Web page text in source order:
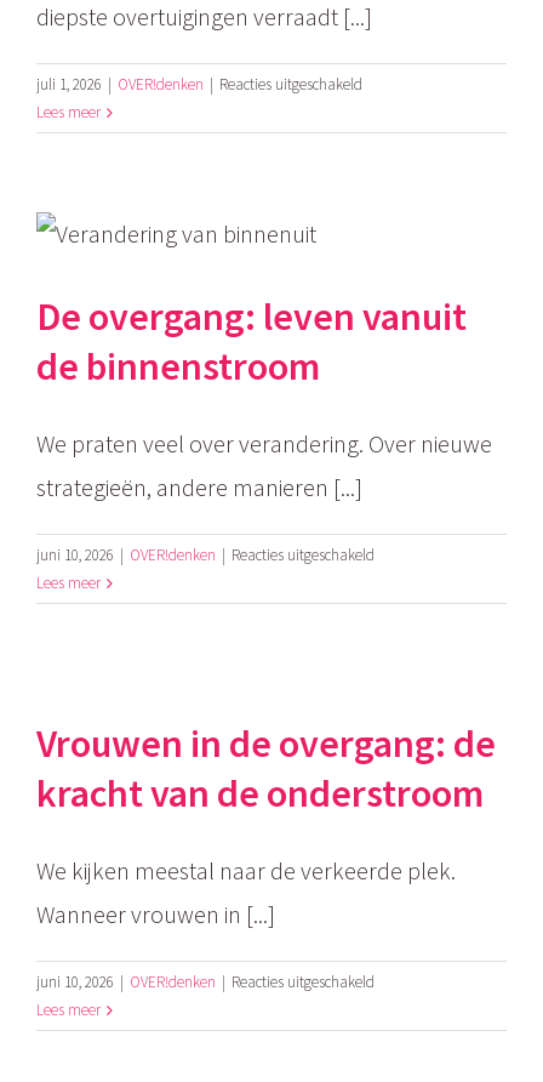
diepste overtuigingen verraadt [...]
juli 1, 2026 | OVER!denken | Reacties uitgeschakeld
pil
Lees meer
De overgang: leven vanuit
de binnenstroom
We praten veel over verandering. Over nieuwe
strategieën, andere manieren [...]
juni 10, 2026 | OVER!denken | Reacties uitgeschakeld
overgang:
Lees meer
Vrouwen in de overgang: de
kracht van de onderstroom
We kijken meestal naar de verkeerde plek.
Wanneer vrouwen in [...]
juni 10, 2026 | OVER!denken | Reacties uitgeschakeld
in
Lees meer